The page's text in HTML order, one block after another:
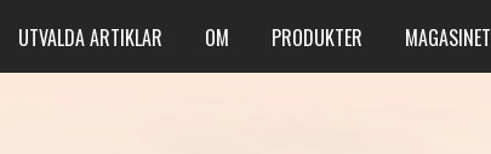
UTVALDA ARTIKLAR OM PRODUKTER MAGASINET